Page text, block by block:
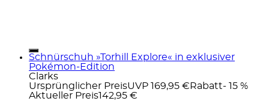
Schnürschuh »Torhill Explore« in exklusiver
Pokémon-Edition
Clarks
Ursprünglicher PreisUVP 169,95 € Rabatt- 15 %
Aktueller Preis142,95 €